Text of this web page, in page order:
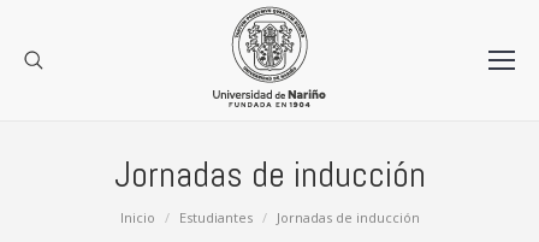
Jornadas de inducción
Inicio Estudiantes Jornadas de inducción